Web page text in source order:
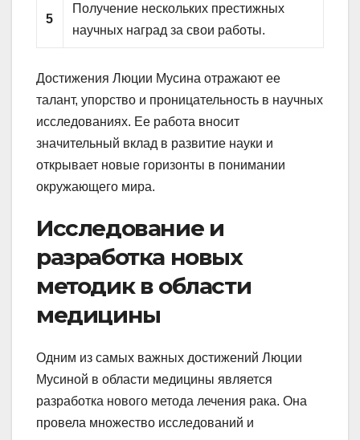
5
Получение нескольких престижных
научных наград за свои работы.
Достижения Люции Мусина отражают ее
талант, упорство и проницательность в научных
исследованиях. Ее работа вносит
значительный вклад в развитие науки и
открывает новые горизонты в понимании
окружающего мира.
Исследование и
разработка новых
методик в области
медицины
Одним из самых важных достижений Люции
Мусиной в области медицины является
разработка нового метода лечения рака. Она
провела множество исследований и